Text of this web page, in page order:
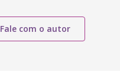
Fale com o autor